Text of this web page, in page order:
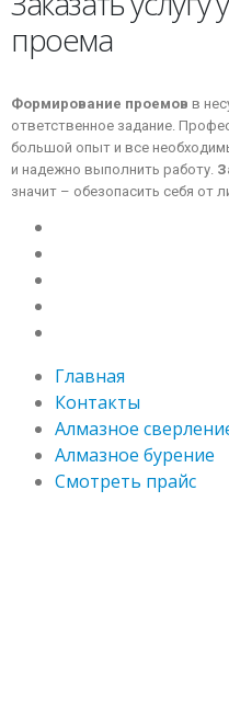
проема
Формирование проемов в
ответственное задание.
большой опыт и все
и надежно выполнить работу.
значит – обезопасить себя от
Главная
Контакты
Алмазное
Алмазное бурение
Смотреть прайс